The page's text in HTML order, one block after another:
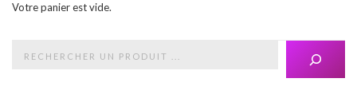
Votre panier est vide.